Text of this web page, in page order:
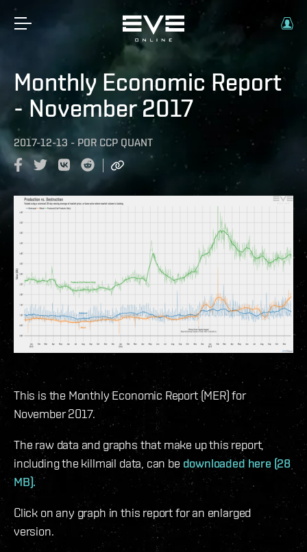
Monthly Economic Report
- November 2017
2017-12-13 - POR CCP QUANT
This is the Monthly Economic Report (MER) for
November 2017.
The raw data and graphs that make up this report,
including the killmail data, can be downloaded here (28
MB).
Click on any graph in this report for an enlarged
version.